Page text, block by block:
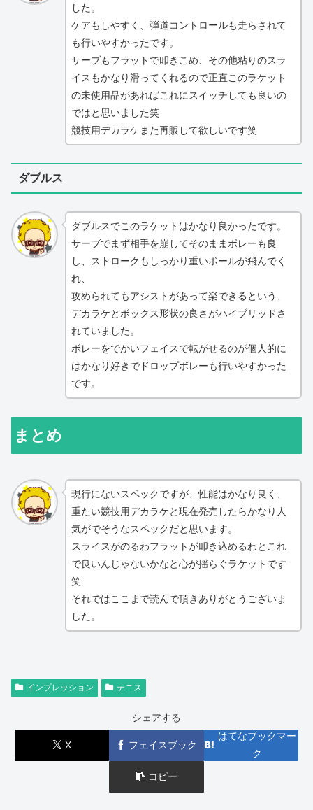
した。
ケアもしやすく、弾道コントロールも走らされて
も行いやすかったです。
サーブもフラットで叩きこめ、その他粘りのスラ
イスもかなり滑ってくれるので正直このラケット
の未使用品があればこれにスイッチしても良いの
ではと思いました笑
競技用デカラケまた再販して欲しいです笑
ダブルス
ダブルスでこのラケットはかなり良かったです。
サーブでまず相手を崩してそのままボレーも良
し、ストロークもしっかり重いボールが飛んでく
れ、
攻められてもアシストがあって楽できるという、
デカラケとボックス形状の良さがハイブリッドさ
れていました。
ボレーをでかいフェイスで転がせるのが個人的に
はかなり好きでドロップボレーも行いやすかった
です。
まとめ
現行にないスペックですが、性能はかなり良く、
重たい競技用デカラケと現在発売したらかなり人
気がでそうなスペックだと思います。
スライスがのるわフラットが叩き込めるわとこれ
で良いんじゃないかなと心が揺らぐラケットです
笑
それではここまで読んで頂きありがとうございま
した。
インプレッション テニス
シェアする
X フェイスブック
はてなブックマー
ク
コピー